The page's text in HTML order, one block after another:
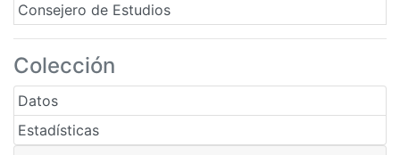
Consejero de Estudios
Colección
Datos
Estadísticas